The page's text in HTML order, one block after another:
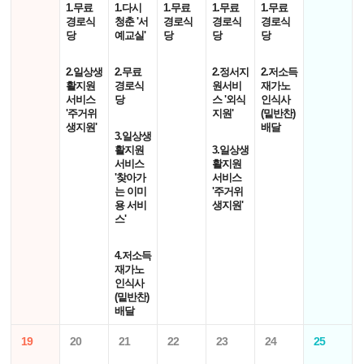
1.무료
경로식
당
2.일상생
활지원
서비스
'주거위
생지원'
1.다시
청춘 '서
예교실'
2.무료
경로식
당
3.일상생
활지원
서비스
'찾아가
는 이미
용 서비
스'
4.저소득
재가노
인식사
(밑반찬)
배달
1.무료
경로식
당
1.무료
경로식
당
2.정서지
원서비
스 '외식
지원'
3.일상생
활지원
서비스
'주거위
생지원'
1.무료
경로식
당
2.저소득
재가노
인식사
(밑반찬)
배달
19 20 21 22 23 24 25